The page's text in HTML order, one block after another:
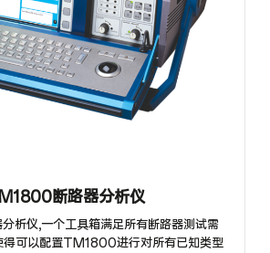
断路器分析仪
析仪,一个工具箱满足所有断路器测试需
得可以配置TM1800进行对所有已知类型